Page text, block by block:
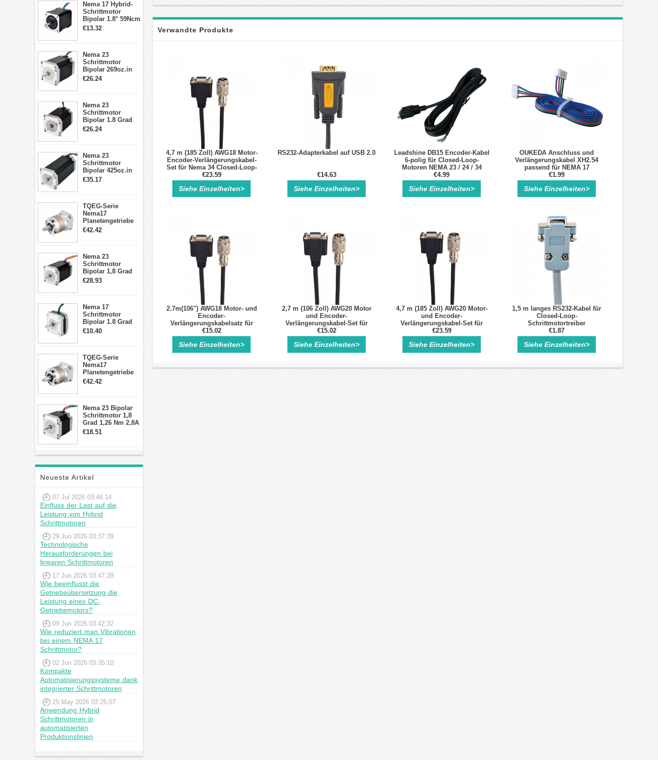
Schrittmotor
Nema 17 Hybrid-
Schrittmotor
Bipolar 1.8° 59Ncm
2A 4 Drähte mit 1m
€13.32
Nema 23
Schrittmotor
Bipolar 269oz.in
2,8A 57x57x76mm
€26.24
Nema 23
Schrittmotor
Bipolar 1.8 Grad
1.9Nm 3A 3.36V 4
€26.24
Nema 23
Schrittmotor
Bipolar 425oz.in
4.2A 57x57x114mm
€35.17
TQEG-Serie
Nema17
Planetengetriebe
5:1 Spiel 15Arc-
€42.42
Nema 23
Schrittmotor
Bipolar 1,8 Grad
2,83Nm 4 A 2,26V
€28.93
Nema 17
Schrittmotor
Bipolar 1.8 Grad
8.7Ncm 1A 3.5V 4
€10.40
TQEG-Serie
Nema17
Planetengetriebe
10:1 Spiel 15Arc-
€42.42
Nema 23 Bipolar
Schrittmotor 1,8
Grad 1,26 Nm 2,8A
2,5V 4 Drähte
€18.51
Neueste Artikel
07 Jul 2026 03:46:14
Einfluss der Last auf die
Leistung von Hybrid
Schrittmotoren
29 Jun 2026 03:37:39
Technologische
Herausforderungen bei
linearen Schrittmotoren
17 Jun 2026 03:47:28
Wie beeinflusst die
Getriebeübersetzung die
Leistung eines DC-
Getriebemotors?
09 Jun 2026 03:42:32
Wie reduziert man Vibrationen
bei einem NEMA 17
Schrittmotor?
02 Jun 2026 03:35:10
Kompakte
Automatisierungssysteme dank
integrierter Schrittmotoren
25 May 2026 03:25:07
Anwendung Hybrid
Schrittmotoren in
automatisierten
Produktionslinien
Verwandte Produkte
4,7 m (185 Zoll) AWG18 Motor-
Encoder-Verlängerungskabel-
Set für Nema 34 Closed-Loop-
Schrittmotoren
€23.59
Siehe Einzelheiten>
RS232-Adapterkabel auf USB 2.0
€14.63
Siehe Einzelheiten>
Leadshine DB15 Encoder-Kabel
6-polig für Closed-Loop-
Motoren NEMA 23 / 24 / 34
€4.99
Siehe Einzelheiten>
OUKEDA Anschluss und
Verlängerungskabel XH2.54
passend für NEMA 17
Schrittmotor, PH2.0 auf XH2.54
€1.99
Siehe Einzelheiten>
2.7m(106") AWG18 Motor- und
Encoder-
Verlängerungskabelsatz für
Nema 34 Closed Loop
Schrittmotor
€15.02
Siehe Einzelheiten>
2,7 m (106 Zoll) AWG20 Motor
und Encoder-
Verlängerungskabel-Set für
Nema 23 und 24 Closed Loop
Schrittmotor
€15.02
Siehe Einzelheiten>
4,7 m (185 Zoll) AWG20 Motor-
und Encoder-
Verlängerungskabel-Set für
Nema 23 und 24 Closed Loop
Schrittmotor
€23.59
Siehe Einzelheiten>
1,5 m langes RS232-Kabel für
Closed-Loop-
Schrittmotortreiber
€1.87
Siehe Einzelheiten>